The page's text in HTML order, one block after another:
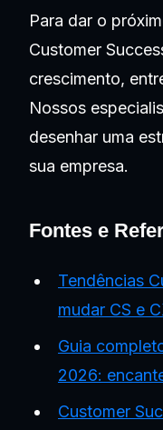
Para dar o
Customer
crescimento,
Nossos
desenhar uma
sua empresa.
Fontes e
Tendências
mudar CS e
Guia
2026:
Customer